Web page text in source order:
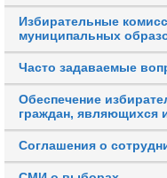
Избирательные
муниципальных
Часто задаваемые
Обеспечение
граждан, являющихся
Соглашения о